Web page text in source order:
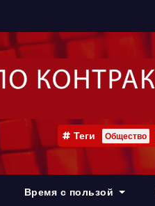
Теги Общество
Время с пользой